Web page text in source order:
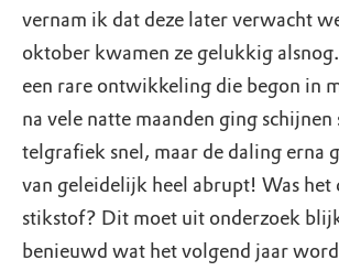
vernam ik dat deze later verwacht
oktober kwamen ze gelukkig
een rare ontwikkeling die begon in
na vele natte maanden ging schijnen
telgrafiek snel, maar de daling erna
van geleidelijk heel abrupt! Was het
stikstof? Dit moet uit onderzoek
benieuwd wat het volgend jaar